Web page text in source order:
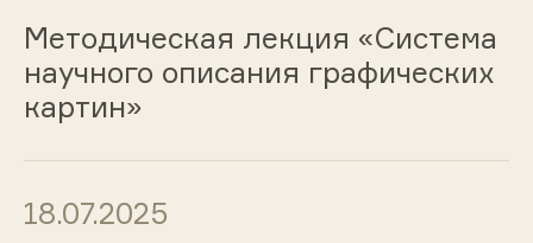
Методическая лекция «Система
научного описания графических
картин»
18.07.2025